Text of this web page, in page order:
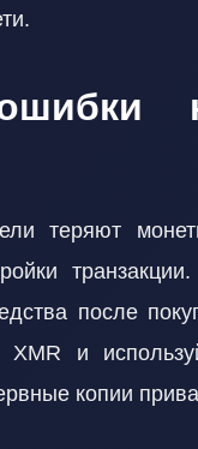
теряют
после
XMR и
копии